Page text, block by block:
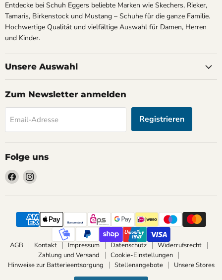
Entdecke bei Schuh Eggers beliebte Marken wie Skechers, Rieker,
Tamaris, Birkenstock und Mustang – Schuhe für die ganze Familie.
Hochwertige Qualität und vielfältige Auswahl für Damen, Herren
und Kinder.
Unsere Auswahl
Zum Newsletter anmelden
Email-Adresse Registrieren
Folge uns
Finden
Sie
uns
Facebook
Finden
uns
Instagram
AGB Kontakt Impressum Datenschutz
Widerrufsrecht
Zahlung und Versand
Cookie-Einstellungen
Hinweise zur Batterieentsorgung
Stellenangebote Unsere Stores